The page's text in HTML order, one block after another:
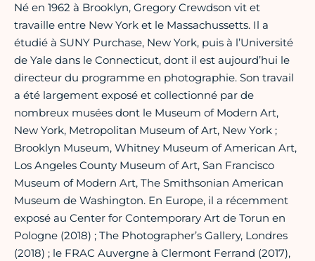
Né en 1962 à Brooklyn, Gregory Crewdson vit et
travaille entre New York et le Massachussetts. Il a
étudié à SUNY Purchase, New York, puis à l’Université
de Yale dans le Connecticut, dont il est aujourd’hui le
directeur du programme en photographie. Son travail
a été largement exposé et collectionné par de
nombreux musées dont le Museum of Modern Art,
New York, Metropolitan Museum of Art, New York ;
Brooklyn Museum, Whitney Museum of American Art,
Los Angeles County Museum of Art, San Francisco
Museum of Modern Art, The Smithsonian American
Museum de Washington. En Europe, il a récemment
exposé au Center for Contemporary Art de Torun en
Pologne (2018) ; The Photographer’s Gallery, Londres
(2018) ; le FRAC Auvergne à Clermont Ferrand (2017),